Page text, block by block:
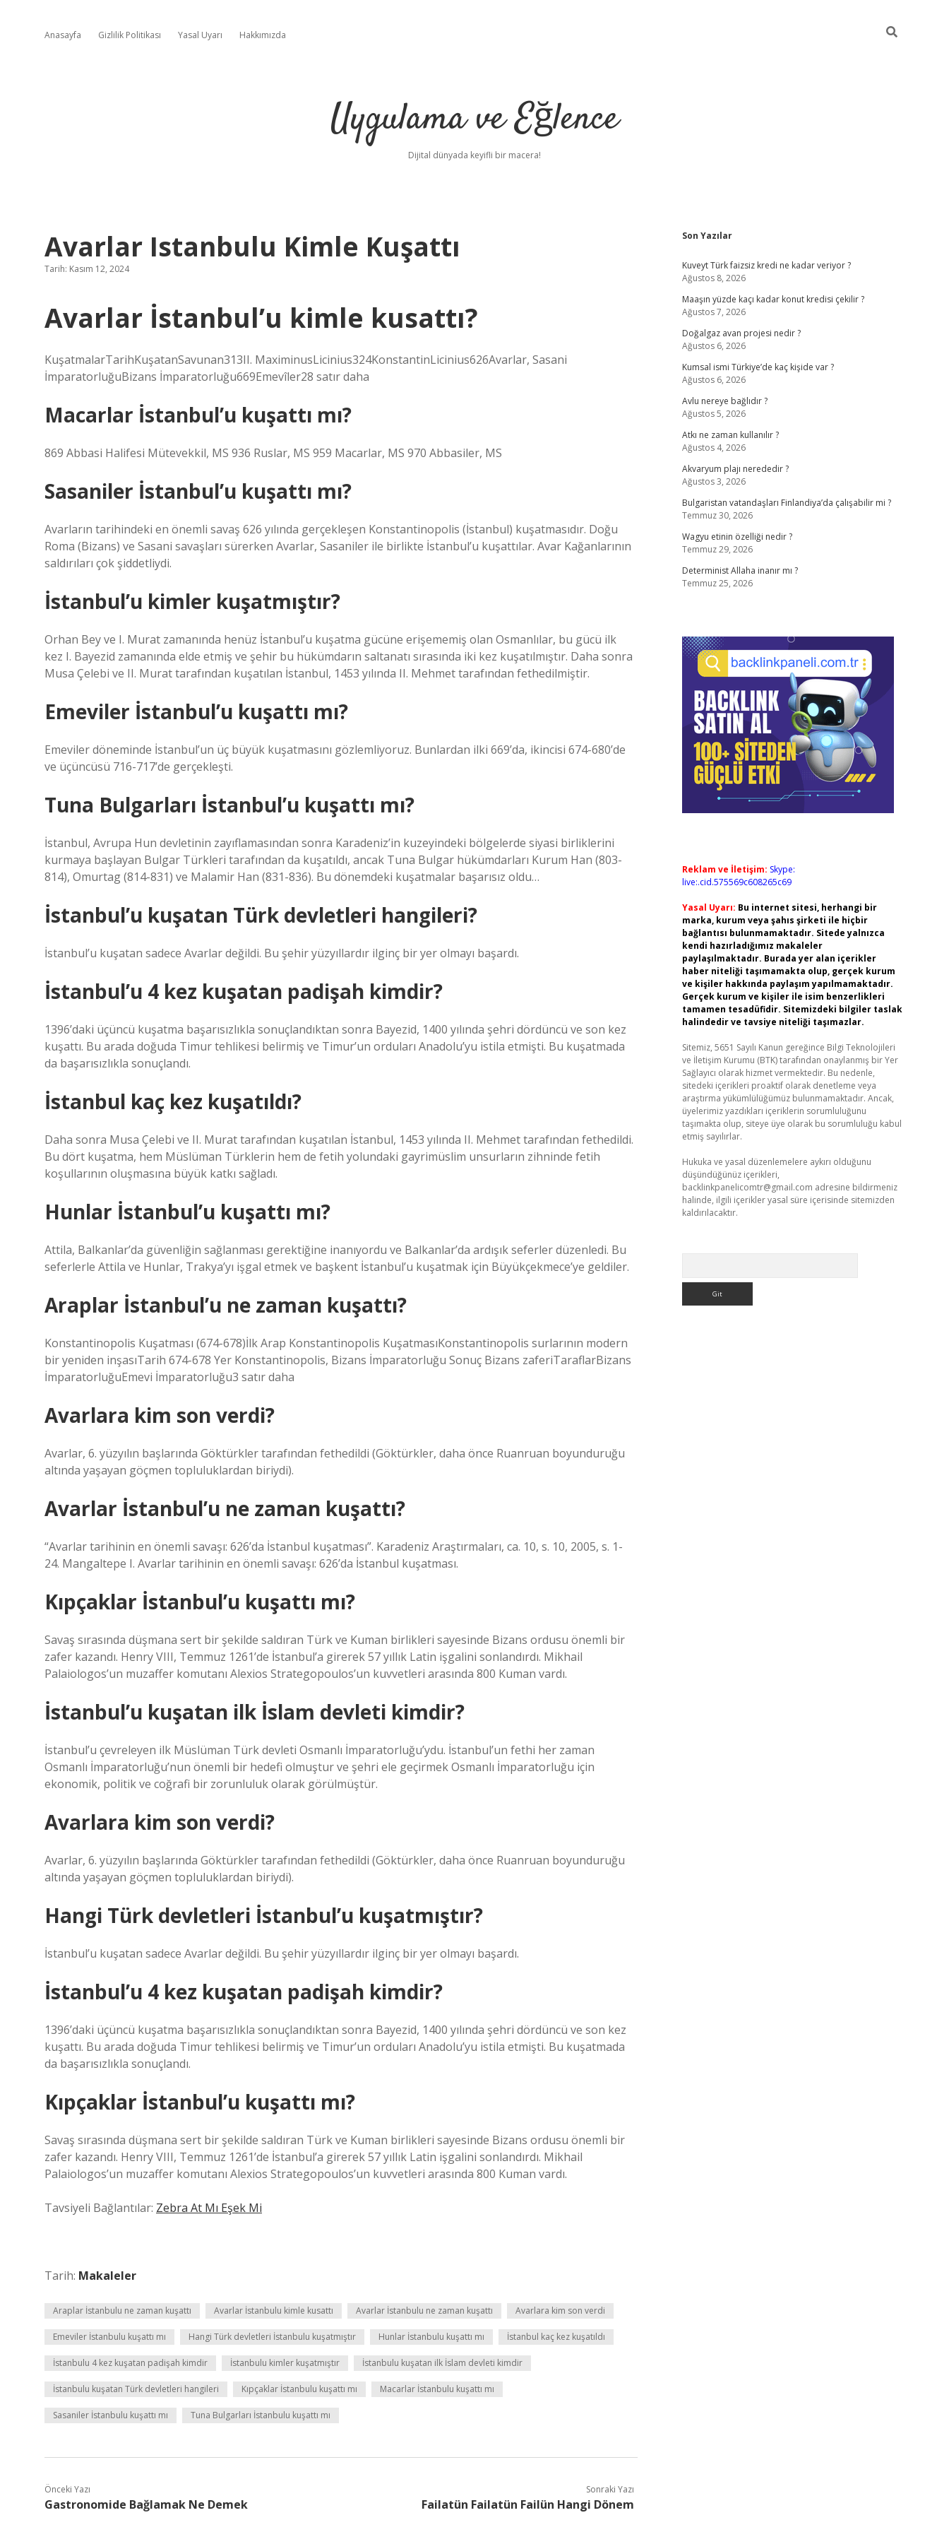
Anasayfa Gizlilik Politikası Yasal Uyarı Hakkımızda
Uygulama ve Eğlence
Dijital dünyada keyifli bir macera!
Avarlar Istanbulu Kimle Kuşattı
Tarih: Kasım 12, 2024
Avarlar İstanbul’u kimle kusattı?
KuşatmalarTarihKuşatanSavunan313II. MaximinusLicinius324KonstantinLicinius626Avarlar, Sasani
İmparatorluğuBizans İmparatorluğu669Emevîler28 satır daha
Macarlar İstanbul’u kuşattı mı?
869 Abbasi Halifesi Mütevekkil, MS 936 Ruslar, MS 959 Macarlar, MS 970 Abbasiler, MS
Sasaniler İstanbul’u kuşattı mı?
Avarların tarihindeki en önemli savaş 626 yılında gerçekleşen Konstantinopolis (İstanbul) kuşatmasıdır. Doğu
Roma (Bizans) ve Sasani savaşları sürerken Avarlar, Sasaniler ile birlikte İstanbul’u kuşattılar. Avar Kağanlarının
saldırıları çok şiddetliydi.
İstanbul’u kimler kuşatmıştır?
Orhan Bey ve I. Murat zamanında henüz İstanbul’u kuşatma gücüne erişememiş olan Osmanlılar, bu gücü ilk
kez I. Bayezid zamanında elde etmiş ve şehir bu hükümdarın saltanatı sırasında iki kez kuşatılmıştır. Daha sonra
Musa Çelebi ve II. Murat tarafından kuşatılan İstanbul, 1453 yılında II. Mehmet tarafından fethedilmiştir.
Emeviler İstanbul’u kuşattı mı?
Emeviler döneminde İstanbul’un üç büyük kuşatmasını gözlemliyoruz. Bunlardan ilki 669’da, ikincisi 674-680’de
ve üçüncüsü 716-717’de gerçekleşti.
Tuna Bulgarları İstanbul’u kuşattı mı?
İstanbul, Avrupa Hun devletinin zayıflamasından sonra Karadeniz’in kuzeyindeki bölgelerde siyasi birliklerini
kurmaya başlayan Bulgar Türkleri tarafından da kuşatıldı, ancak Tuna Bulgar hükümdarları Kurum Han (803-
814), Omurtag (814-831) ve Malamir Han (831-836). Bu dönemdeki kuşatmalar başarısız oldu…
İstanbul’u kuşatan Türk devletleri hangileri?
İstanbul’u kuşatan sadece Avarlar değildi. Bu şehir yüzyıllardır ilginç bir yer olmayı başardı.
İstanbul’u 4 kez kuşatan padişah kimdir?
1396’daki üçüncü kuşatma başarısızlıkla sonuçlandıktan sonra Bayezid, 1400 yılında şehri dördüncü ve son kez
kuşattı. Bu arada doğuda Timur tehlikesi belirmiş ve Timur’un orduları Anadolu’yu istila etmişti. Bu kuşatmada
da başarısızlıkla sonuçlandı.
İstanbul kaç kez kuşatıldı?
Daha sonra Musa Çelebi ve II. Murat tarafından kuşatılan İstanbul, 1453 yılında II. Mehmet tarafından fethedildi.
Bu dört kuşatma, hem Müslüman Türklerin hem de fetih yolundaki gayrimüslim unsurların zihninde fetih
koşullarının oluşmasına büyük katkı sağladı.
Hunlar İstanbul’u kuşattı mı?
Attila, Balkanlar’da güvenliğin sağlanması gerektiğine inanıyordu ve Balkanlar’da ardışık seferler düzenledi. Bu
seferlerle Attila ve Hunlar, Trakya’yı işgal etmek ve başkent İstanbul’u kuşatmak için Büyükçekmece’ye geldiler.
Araplar İstanbul’u ne zaman kuşattı?
Konstantinopolis Kuşatması (674-678)İlk Arap Konstantinopolis KuşatmasıKonstantinopolis surlarının modern
bir yeniden inşasıTarih 674-678 Yer Konstantinopolis, Bizans İmparatorluğu Sonuç Bizans zaferiTaraflarBizans
İmparatorluğuEmevi İmparatorluğu3 satır daha
Avarlara kim son verdi?
Avarlar, 6. yüzyılın başlarında Göktürkler tarafından fethedildi (Göktürkler, daha önce Ruanruan boyunduruğu
altında yaşayan göçmen topluluklardan biriydi).
Avarlar İstanbul’u ne zaman kuşattı?
“Avarlar tarihinin en önemli savaşı: 626’da İstanbul kuşatması”. Karadeniz Araştırmaları, ca. 10, s. 10, 2005, s. 1-
24. Mangaltepe I. Avarlar tarihinin en önemli savaşı: 626’da İstanbul kuşatması.
Kıpçaklar İstanbul’u kuşattı mı?
Savaş sırasında düşmana sert bir şekilde saldıran Türk ve Kuman birlikleri sayesinde Bizans ordusu önemli bir
zafer kazandı. Henry VIII, Temmuz 1261’de İstanbul’a girerek 57 yıllık Latin işgalini sonlandırdı. Mikhail
Palaiologos’un muzaffer komutanı Alexios Strategopoulos’un kuvvetleri arasında 800 Kuman vardı.
İstanbul’u kuşatan ilk İslam devleti kimdir?
İstanbul’u çevreleyen ilk Müslüman Türk devleti Osmanlı İmparatorluğu’ydu. İstanbul’un fethi her zaman
Osmanlı İmparatorluğu’nun önemli bir hedefi olmuştur ve şehri ele geçirmek Osmanlı İmparatorluğu için
ekonomik, politik ve coğrafi bir zorunluluk olarak görülmüştür.
Avarlara kim son verdi?
Avarlar, 6. yüzyılın başlarında Göktürkler tarafından fethedildi (Göktürkler, daha önce Ruanruan boyunduruğu
altında yaşayan göçmen topluluklardan biriydi).
Hangi Türk devletleri İstanbul’u kuşatmıştır?
İstanbul’u kuşatan sadece Avarlar değildi. Bu şehir yüzyıllardır ilginç bir yer olmayı başardı.
İstanbul’u 4 kez kuşatan padişah kimdir?
1396’daki üçüncü kuşatma başarısızlıkla sonuçlandıktan sonra Bayezid, 1400 yılında şehri dördüncü ve son kez
kuşattı. Bu arada doğuda Timur tehlikesi belirmiş ve Timur’un orduları Anadolu’yu istila etmişti. Bu kuşatmada
da başarısızlıkla sonuçlandı.
Kıpçaklar İstanbul’u kuşattı mı?
Savaş sırasında düşmana sert bir şekilde saldıran Türk ve Kuman birlikleri sayesinde Bizans ordusu önemli bir
zafer kazandı. Henry VIII, Temmuz 1261’de İstanbul’a girerek 57 yıllık Latin işgalini sonlandırdı. Mikhail
Palaiologos’un muzaffer komutanı Alexios Strategopoulos’un kuvvetleri arasında 800 Kuman vardı.
Tavsiyeli Bağlantılar: Zebra At Mı Eşek Mi
Tarih: Makaleler
Araplar İstanbulu ne zaman kuşattı Avarlar İstanbulu kimle kusattı Avarlar İstanbulu ne zaman kuşattı Avarlara kim son verdi
Emeviler İstanbulu kuşattı mı Hangi Türk devletleri İstanbulu kuşatmıştır Hunlar İstanbulu kuşattı mı İstanbul kaç kez kuşatıldı
İstanbulu 4 kez kuşatan padişah kimdir İstanbulu kimler kuşatmıştır İstanbulu kuşatan ilk İslam devleti kimdir
İstanbulu kuşatan Türk devletleri hangileri Kıpçaklar İstanbulu kuşattı mı Macarlar İstanbulu kuşattı mı
Sasaniler İstanbulu kuşattı mı Tuna Bulgarları İstanbulu kuşattı mı
Önceki Yazı
Gastronomide Bağlamak Ne Demek
Sonraki Yazı
Failatün Failatün Failün Hangi Dönem
Sidebar
Son Yazılar
Kuveyt Türk faizsiz kredi ne kadar veriyor ?
Ağustos 8, 2026
Maaşın yüzde kaçı kadar konut kredisi çekilir ?
Ağustos 7, 2026
Doğalgaz avan projesi nedir ?
Ağustos 6, 2026
Kumsal ismi Türkiye’de kaç kişide var ?
Ağustos 6, 2026
Avlu nereye bağlıdır ?
Ağustos 5, 2026
Atkı ne zaman kullanılır ?
Ağustos 4, 2026
Akvaryum plajı nerededir ?
Ağustos 3, 2026
Bulgaristan vatandaşları Finlandiya’da çalışabilir mi ?
Temmuz 30, 2026
Wagyu etinin özelliği nedir ?
Temmuz 29, 2026
Determinist Allaha inanır mı ?
Temmuz 25, 2026
Reklam ve İletişim: Skype:
live:.cid.575569c608265c69
Yasal Uyarı: Bu internet sitesi, herhangi bir
marka, kurum veya şahıs şirketi ile hiçbir
bağlantısı bulunmamaktadır. Sitede yalnızca
kendi hazırladığımız makaleler
paylaşılmaktadır. Burada yer alan içerikler
haber niteliği taşımamakta olup, gerçek kurum
ve kişiler hakkında paylaşım yapılmamaktadır.
Gerçek kurum ve kişiler ile isim benzerlikleri
tamamen tesadüfidir. Sitemizdeki bilgiler taslak
halindedir ve tavsiye niteliği taşımazlar.
Sitemiz, 5651 Sayılı Kanun gereğince Bilgi Teknolojileri
ve İletişim Kurumu (BTK) tarafından onaylanmış bir Yer
Sağlayıcı olarak hizmet vermektedir. Bu nedenle,
sitedeki içerikleri proaktif olarak denetleme veya
araştırma yükümlülüğümüz bulunmamaktadır. Ancak,
üyelerimiz yazdıkları içeriklerin sorumluluğunu
taşımakta olup, siteye üye olarak bu sorumluluğu kabul
etmiş sayılırlar.
Hukuka ve yasal düzenlemelere aykırı olduğunu
düşündüğünüz içerikleri,
backlinkpanelicomtr@gmail.com adresine bildirmeniz
halinde, ilgili içerikler yasal süre içerisinde sitemizden
kaldırılacaktır.